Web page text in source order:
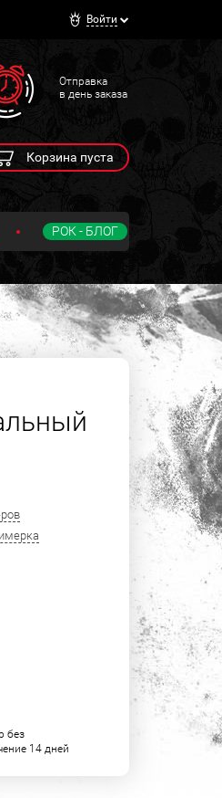
Войти
Отправка
в день заказа
Корзина пуста
РОК - БЛОГ
без
14 дней